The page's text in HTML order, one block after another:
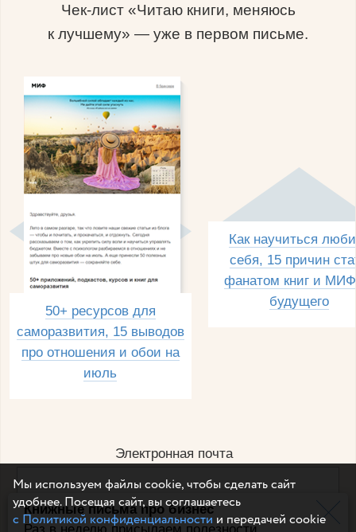
Книжные письма про бизнес
Чек-лист «Читаю книги, меняюсь
к лучшему» — уже в первом письме.
50+ ресурсов для
саморазвития, 15 выводов
про отношения и обои на
июль
Как научиться
себя, 15 причин
фанатом книг и
будущего
Электронная почта
Например, dulsineya@gmail.com
Без спама и смс
Мы используем файлы cookie, чтобы сделать сайт
удобнее. Посещая сайт, вы соглашаетесь
с Политикой конфиденциальности и передачей cookie